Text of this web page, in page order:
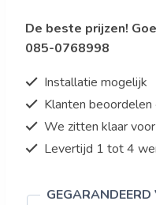
trekkoord
Model
206
SB
aantal
De beste prijzen!
085-0768998
Installatie mogelijk
Klanten
We zitten klaar
Levertijd 1 tot 4
GEGARANDEERD